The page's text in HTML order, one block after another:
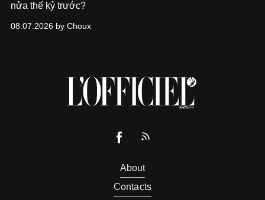
nửa thế kỷ trước?
08.07.2026 by Choux
About
Contacts